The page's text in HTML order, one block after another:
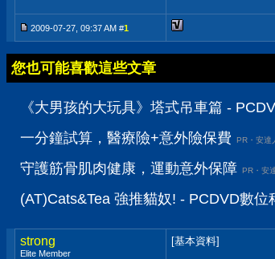
2009-07-27, 09:37 AM #1
您也可能喜歡這些文章
《大男孩的大玩具》塔式吊車篇 -
一分鐘試算，醫療險+意外險保費
PR・安達
守護筋骨肌肉健康，運動意外保障 PR・安
(AT)Cats&Tea 強推貓奴! - PCDVD數位
strong
Elite Member
[基本資料]